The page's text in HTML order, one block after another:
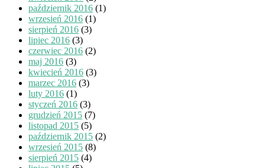
październik 2016 (1)
wrzesień 2016 (1)
sierpień 2016 (3)
lipiec 2016 (3)
czerwiec 2016 (2)
maj 2016 (3)
kwiecień 2016 (3)
marzec 2016 (3)
luty 2016 (1)
styczeń 2016 (3)
grudzień 2015 (7)
listopad 2015 (5)
październik 2015 (2)
wrzesień 2015 (8)
sierpień 2015 (4)